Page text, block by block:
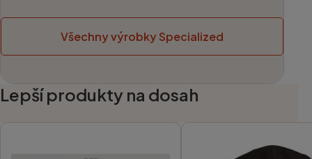
Všechny výrobky Specialized
Lepší produkty na dosah